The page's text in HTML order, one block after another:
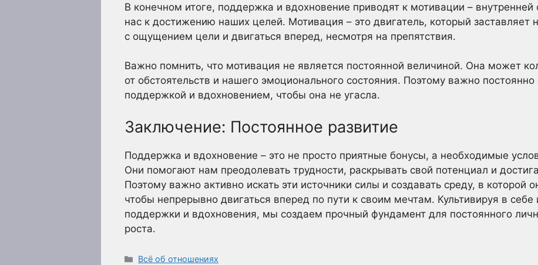
В конечном итоге, поддержка и вдохновение приводят к мотивации – внутренней
нас к достижению наших целей. Мотивация – это двигатель, который заставляет
с ощущением цели и двигаться вперед, несмотря на препятствия.
Важно помнить, что мотивация не является постоянной величиной. Она может
от обстоятельств и нашего эмоционального состояния. Поэтому важно
поддержкой и вдохновением, чтобы она не угасла.
Заключение: Постоянное развитие
Поддержка и вдохновение – это не просто приятные бонусы, а необходимые
Они помогают нам преодолевать трудности, раскрывать свой потенциал и
Поэтому важно активно искать эти источники силы и создавать среду, в которой
чтобы непрерывно двигаться вперед по пути к своим мечтам. Культивируя в себе
поддержки и вдохновения, мы создаем прочный фундамент для постоянного
роста.
Рубрики
Всё об отношениях